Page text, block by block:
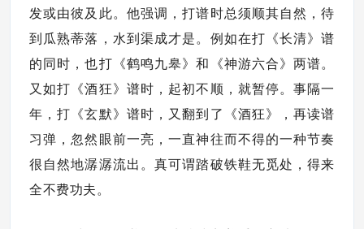
发或由彼及此。他强调，打谱时总须顺其自然，待
到瓜熟蒂落，水到渠成才是。例如在打《长清》谱
的同时，也打《鹤鸣九皋》和《神游六合》两谱。
又如打《酒狂》谱时，起初不顺，就暂停。事隔一
年，打《玄默》谱时，又翻到了《酒狂》，再读谱
习弹，忽然眼前一亮，一直神往而不得的一种节奏
很自然地潺潺流出。真可谓踏破铁鞋无觅处，得来
全不费功夫。